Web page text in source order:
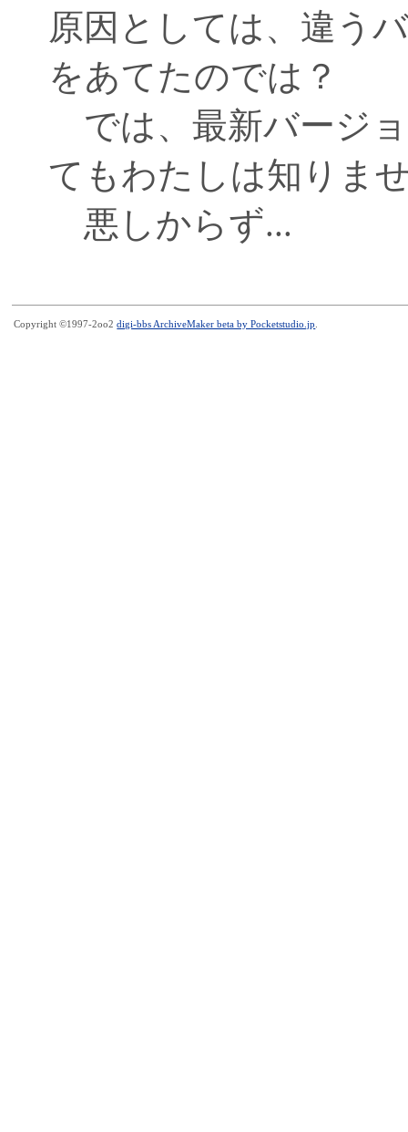
原因としては、違う
をあてたのでは？
では、最新バージ
てもわたしは知りま
悪しからず...
Copyright ©1997-2oo2digi-bbs ArchiveMaker beta by Pocketstudio.jp